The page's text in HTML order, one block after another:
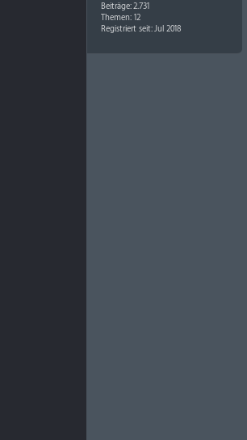
Beiträge: 2.731
Themen: 12
Registriert seit: Jul 2018